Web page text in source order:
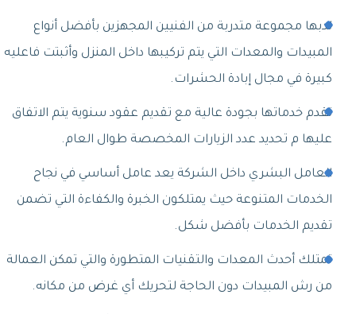
لدبها مجموعة متدربة من الفنيين المجهزين بأفضل أنواع
المبيدات والمعدات التي يتم تركيبها داخل المنزل وأثبتت فاعليه
كبيرة في مجال إبادة الحشرات.
تقدم خدماتها بجودة عالية مع تقديم عقود سنوية يتم الاتفاق
عليها م تحديد عدد الزيارات المخصصة طوال العام.
العامل البشري داخل الشركة يعد عامل أساسي في نجاح
الخدمات المتنوعة حيث يمتلكون الخبرة والكفاءة التي تضمن
تقديم الخدمات بأفضل شكل.
تمتلك أحدث المعدات والتقنيات المتطورة والتي تمكن العمالة
من رش المبيدات دون الحاجة لتحريك أي غرض من مكانه.